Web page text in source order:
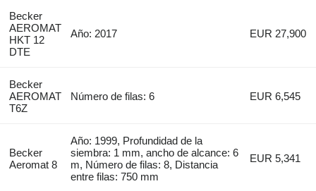
Becker
AEROMAT
HKT 12
DTE
Año: 2017 EUR 27,900
Becker
AEROMAT
T6Z
Número de filas: 6 EUR 6,545
Becker
Aeromat 8
Año: 1999, Profundidad de la
siembra: 1 mm, ancho de alcance: 6
m, Número de filas: 8, Distancia
entre filas: 750 mm
EUR 5,341